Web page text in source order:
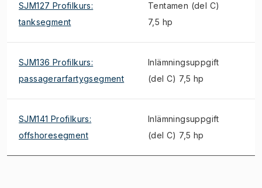
SJM127 Profilkurs:
tanksegment
Tentamen (del C)
7,5 hp
SJM136 Profilkurs:
passagerarfartygsegment
Inlämningsuppgift
(del C) 7,5 hp
SJM141 Profilkurs:
offshoresegment
Inlämningsuppgift
(del C) 7,5 hp